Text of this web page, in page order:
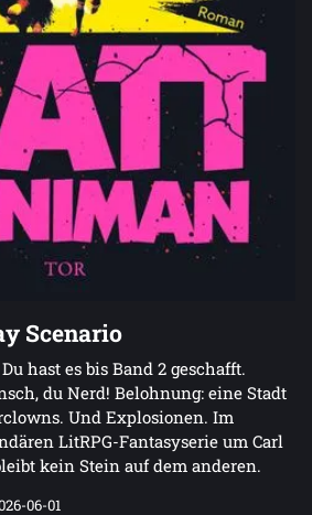
Scenario
hast es bis Band 2 geschafft.
du Nerd! Belohnung: eine Stadt
Und Explosionen. Im
LitRPG-Fantasyserie um Carl
kein Stein auf dem anderen.
06-01